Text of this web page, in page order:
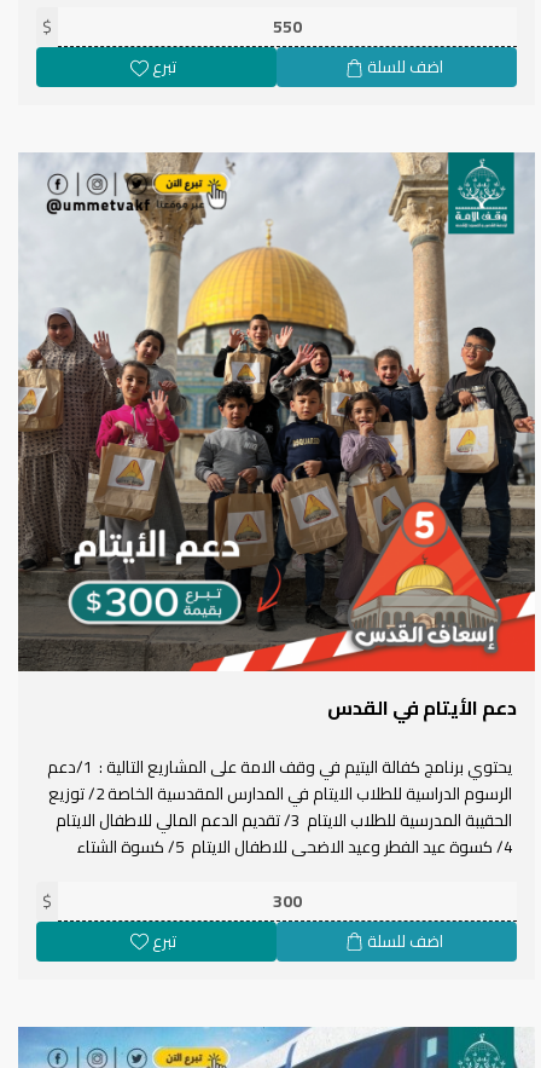
$
اضف للسلة تبرع
دعم الأيتام في القدس
يحتوي برنامج كفالة اليتيم في وقف الامة على المشاريع التالية : 1/دعم
الرسوم الدراسية للطلاب الايتام في المدارس المقدسية الخاصة 2/ توزيع
الحقيبة المدرسية للطلاب الايتام 3/ تقديم الدعم المالي للاطفال الايتام
4/ كسوة عيد الفطر وعيد الاضحى للاطفال الايتام 5/ كسوة الشتاء
التثقيقية للايتام 10/ الرحلات والبرامج الترفيهية للايتام
$
اضف للسلة تبرع